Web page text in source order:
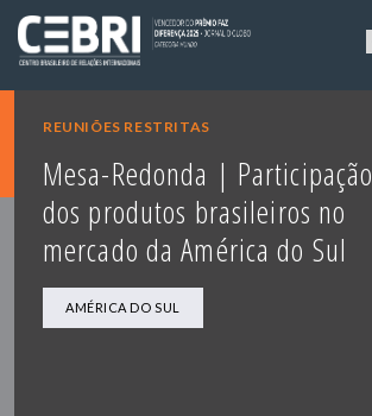
REUNIÕES RESTRITAS
Mesa-Redonda | Participação
dos produtos brasileiros no
mercado da América do Sul
AMÉRICA DO SUL